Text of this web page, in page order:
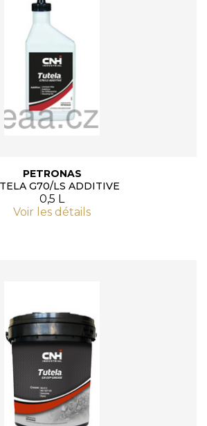
PETRONAS
G70/LS ADDITIVE
0,5 L
Voir les détails